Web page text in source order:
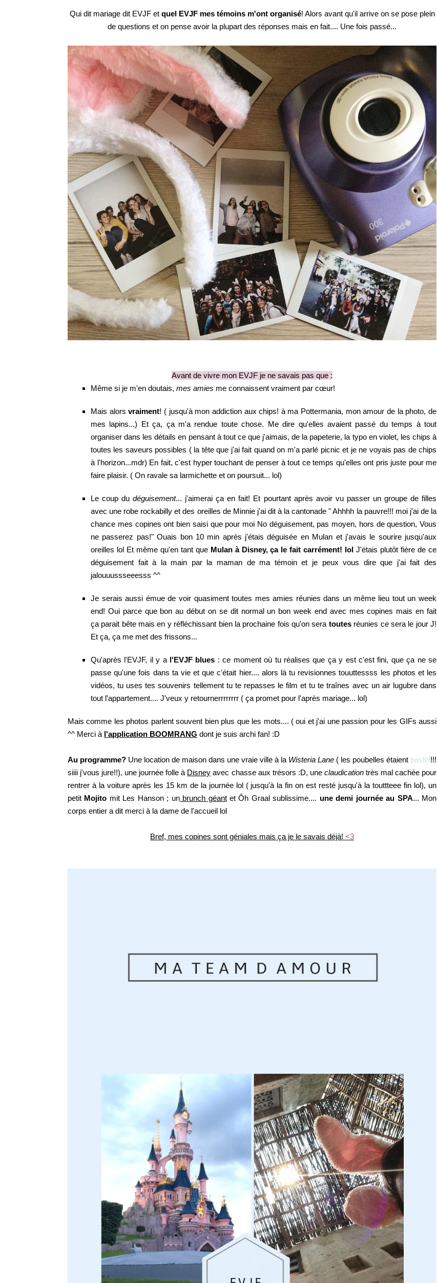
Qui dit mariage dit EVJF et quel EVJF mes témoins m'ont organisé! Alors avant qu'il arrive on se pose plein
de questions et on pense avoir la plupart des réponses mais en fait.... Une fois passé...
Avant de vivre mon EVJF je ne savais pas que :
Même si je m'en doutais, mes amies me connaissent vraiment par cœur!
Mais alorsvraiment! ( jusqu'à mon addiction aux chips! à ma Pottermania, mon amour de la photo, de
mes lapins...) Et ça, ça m'a rendue toute chose. Me dire qu'elles avaient passé du temps à tout
organiser dans les détails en pensant à tout ce que j'aimais, de la papeterie, la typo en violet, les chips à
toutes les saveurs possibles ( la tête que j'ai fait quand on m'a parlé picnic et je ne voyais pas de chips
à l'horizon...mdr) En fait, c'est hyper touchant de penser à tout ce temps qu'elles ont pris juste pour me
faire plaisir. ( On ravale sa larmichette et on poursuit... lol)
Le coup dudéguisement... j'aimerai ça en fait! Et pourtant après avoir vu passer un groupe de filles
avec une robe rockabilly et des oreilles de Minnie j'ai dit à la cantonade " Ahhhh la pauvre!!! moi j'ai de la
chance mes copines ont bien saisi que pour moi No déguisement, pas moyen, hors de question, Vous
ne passerez pas!" Ouais bon 10 min après j'étais déguisée en Mulan et j'avais le sourire jusqu'aux
oreilles lol Et même qu'en tant queMulan à Disney, ça le fait carrément! lolJ'étais plutôt fière de ce
déguisement fait à la main par la maman de ma témoin et je peux vous dire que j'ai fait des
jalouuussseeesss ^^
Je serais aussi émue de voir quasiment toutes mes amies réunies dans un même lieu tout un week
end! Oui parce que bon au début on se dit normal un bon week end avec mes copines mais en fait
ça parait bête mais en y réfléchissant bien la prochaine fois qu'on sera toutesréunies ce sera le jour J!
Et ça, ça me met des frissons...
Qu'après l'EVJF, il y a l'EVJF blues : ce moment où tu réalises que ça y est c'est fini, que ça ne se
passe qu'une fois dans ta vie et que c'était hier.... alors là tu revisionnes touuttessss les photos et les
vidéos, tu uses tes souvenirs tellement tu te repasses le film et tu te traînes avec un air lugubre dans
tout l'appartement.... J'veux y retournerrrrrrrr ( ça promet pour l'après mariage... lol)
Mais comme les photos parlent souvent bien plus que les mots.... ( oui et j'ai une passion pour les GIFs aussi
^^ Merci à l'application BOOMRANG dont je suis archi fan! :D
Au programme? Une location de maison dans une vraie ville à la Wisteria Lane ( les poubelles étaient pastel!!!
siiii j'vous jure!!), une journée folle à Disney avec chasse aux trésors :D, une claudicationtrès mal cachée pour
rentrer à la voiture après les 15 km de la journée lol ( jusqu'à la fin on est resté jusqu'à la touttteee fin lol), un
petit Mojito mit Les Hanson ; unbrunch géantet Ôh Graal sublissime.... une demi journée au SPA... Mon
corps entier a dit merci à la dame de l'accueil lol
Bref, mes copines sont géniales mais ça je le savais déjà! <3